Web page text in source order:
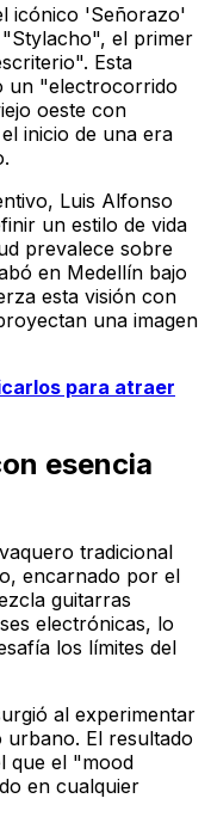
icónico 'Señorazo'
el primer
Esta
un "electrocorrido
oeste con
inicio de una era
Luis Alfonso
un estilo de vida
prevalece sobre
en Medellín bajo
esta visión con
una imagen
para atraer
esencia
tradicional
encarnado por el
guitarras
electrónicas, lo
los límites del
al experimentar
El resultado
que el "mood
en cualquier